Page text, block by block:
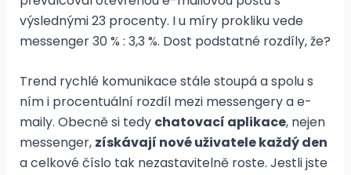
výslednými 23 procenty. I u míry prokliku vede
messenger 30 % : 3,3 %. Dost podstatné rozdíly, že?
Trend rychlé komunikace stále stoupá a spolu s
ním i procentuální rozdíl mezi messengery a e-
maily. Obecně si tedy chatovací aplikace, nejen
messenger, získávají nové uživatele každý den
a celkové číslo tak nezastavitelně roste. Jestli jste